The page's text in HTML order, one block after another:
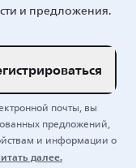
и предложения.
почты, вы
предложений,
и информации о
далее.